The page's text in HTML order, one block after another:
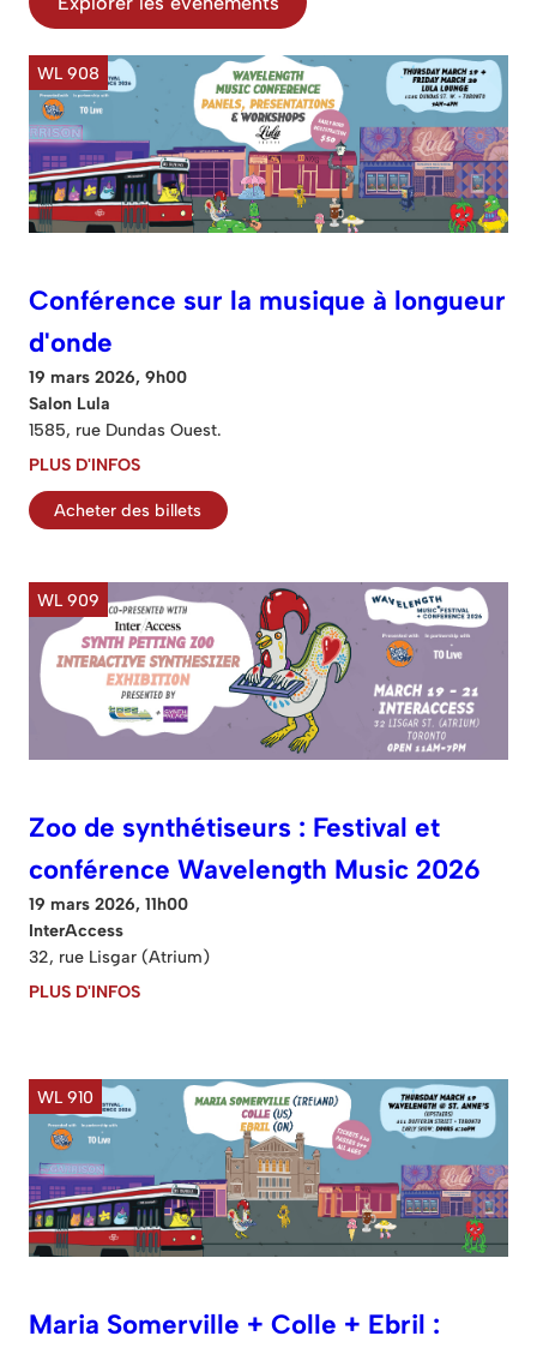
WL 908
Conférence sur la musique à longueur
d'onde
19 mars 2026, 9h00
Salon Lula
1585, rue Dundas Ouest.
PLUS D'INFOS
Acheter des billets
WL 909
Zoo de synthétiseurs : Festival et
conférence Wavelength Music 2026
19 mars 2026, 11h00
InterAccess
32, rue Lisgar (Atrium)
PLUS D'INFOS
WL 910
Maria Somerville + Colle + Ebril :